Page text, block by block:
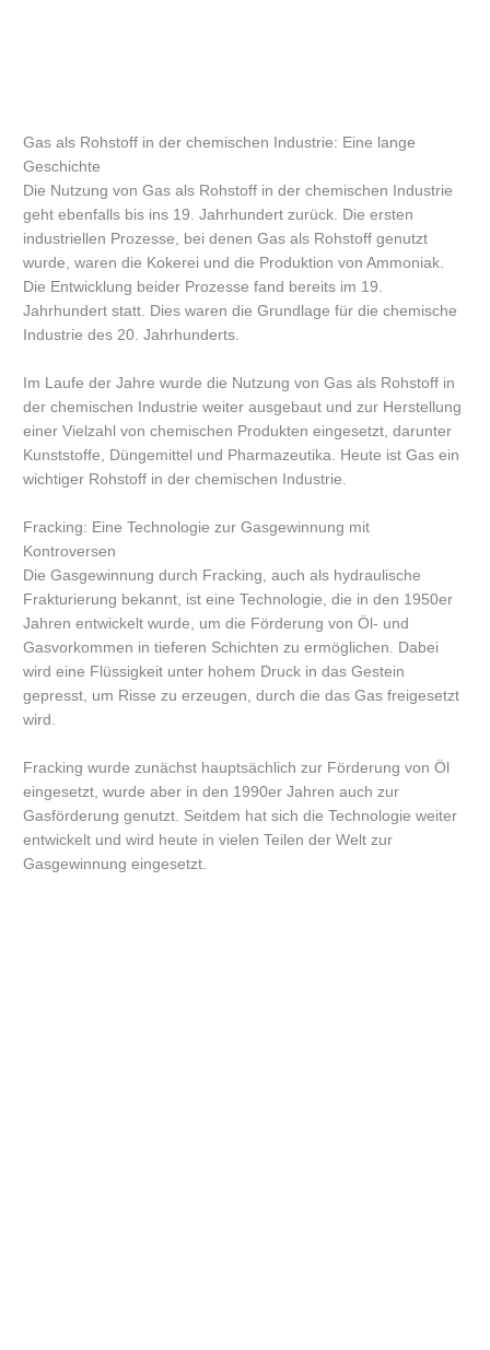
Gas als Rohstoff in der chemischen Industrie: Eine lange
Geschichte
Die Nutzung von Gas als Rohstoff in der chemischen Industrie
geht ebenfalls bis ins 19. Jahrhundert zurück. Die ersten
industriellen Prozesse, bei denen Gas als Rohstoff genutzt
wurde, waren die Kokerei und die Produktion von Ammoniak.
Die Entwicklung beider Prozesse fand bereits im 19.
Jahrhundert statt. Dies waren die Grundlage für die chemische
Industrie des 20. Jahrhunderts.
Im Laufe der Jahre wurde die Nutzung von Gas als Rohstoff in
der chemischen Industrie weiter ausgebaut und zur Herstellung
einer Vielzahl von chemischen Produkten eingesetzt, darunter
Kunststoffe, Düngemittel und Pharmazeutika. Heute ist Gas ein
wichtiger Rohstoff in der chemischen Industrie.
Fracking: Eine Technologie zur Gasgewinnung mit
Kontroversen
Die Gasgewinnung durch Fracking, auch als hydraulische
Frakturierung bekannt, ist eine Technologie, die in den 1950er
Jahren entwickelt wurde, um die Förderung von Öl- und
Gasvorkommen in tieferen Schichten zu ermöglichen. Dabei
wird eine Flüssigkeit unter hohem Druck in das Gestein
gepresst, um Risse zu erzeugen, durch die das Gas freigesetzt
wird.
Fracking wurde zunächst hauptsächlich zur Förderung von Öl
eingesetzt, wurde aber in den 1990er Jahren auch zur
Gasförderung genutzt. Seitdem hat sich die Technologie weiter
entwickelt und wird heute in vielen Teilen der Welt zur
Gasgewinnung eingesetzt.